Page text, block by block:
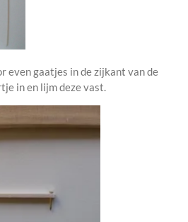
even gaatjes in de zijkant van de
in en lijm deze vast.